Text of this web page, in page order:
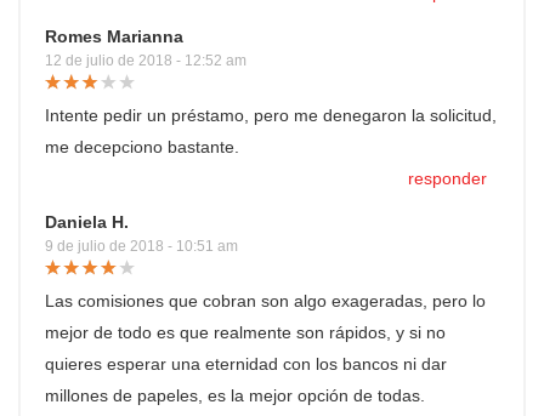
Romes Marianna
12 de julio de 2018 - 12:52 am
Intente pedir un préstamo, pero me denegaron la solicitud,
me decepciono bastante.
responder
Daniela H.
9 de julio de 2018 - 10:51 am
Las comisiones que cobran son algo exageradas, pero lo
mejor de todo es que realmente son rápidos, y si no
quieres esperar una eternidad con los bancos ni dar
millones de papeles, es la mejor opción de todas.